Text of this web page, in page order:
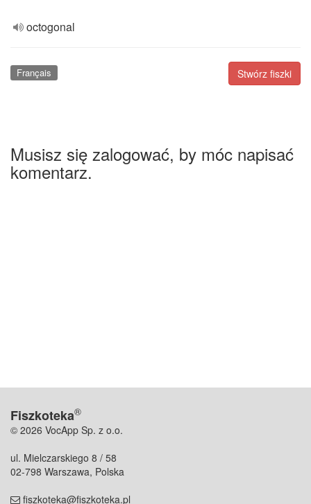
octogonal
Stwórz fiszki
Français
Musisz się zalogować, by móc napisać
komentarz.
Fiszkoteka®
© 2026 VocApp Sp. z o.o.
ul. Mielczarskiego 8 / 58
02-798 Warszawa, Polska
fiszkoteka@fiszkoteka.pl